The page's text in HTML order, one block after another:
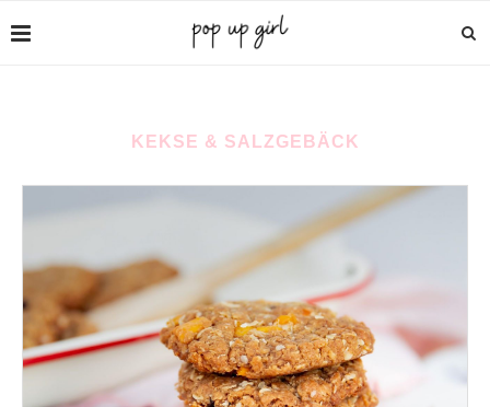
KEKSE & SALZGEBÄCK